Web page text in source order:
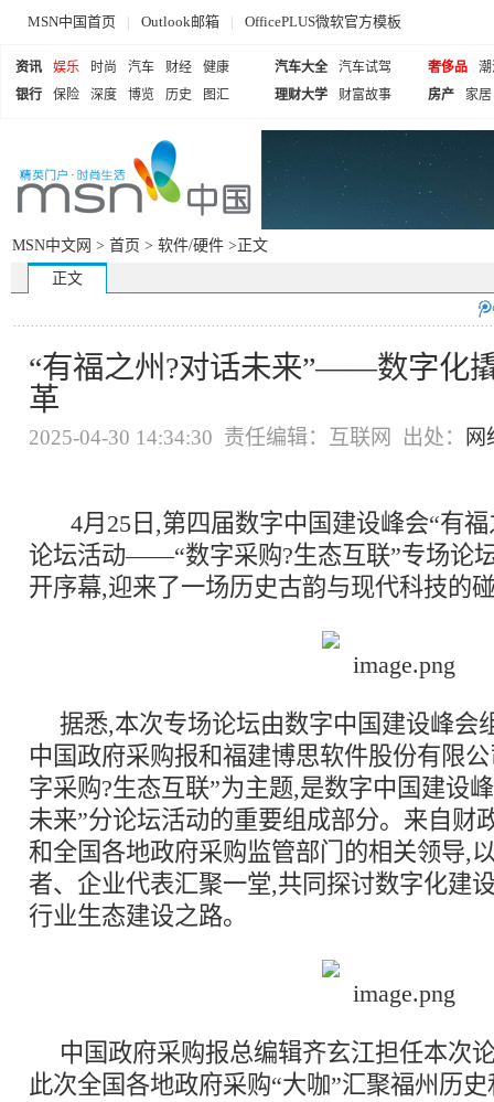
MSN中国首页 | Outlook邮箱 | OfficePLUS微软官方模板
资讯 娱乐 时尚 汽车 财经
健康
银行
保险 深度 博览 历史 图汇
汽车大全
汽车试驾
理财大学
财富故事
奢侈品
房产
家居
MSN中文网 > 首页 > 软件/硬件 >正文
正文
“有福之州?对话未来”——数字化
革
2025-04-30 14:34:30 责任编辑：互联网 出处： 网
4月25日,第四届数字中国建设峰会“有
论坛活动——“数字采购?生态互联”专场论
开序幕,迎来了一场历史古韵与现代科技的
据悉,本次专场论坛由数字中国建设峰会
中国政府采购报和福建博思软件股份有限
字采购?生态互联”为主题,是数字中国建设
未来”分论坛活动的重要组成部分。来自财
和全国各地政府采购监管部门的相关领导,
者、企业代表汇聚一堂,共同探讨数字化建
行业生态建设之路。
中国政府采购报总编辑齐玄江担任本次
此次全国各地政府采购“大咖”汇聚福州历